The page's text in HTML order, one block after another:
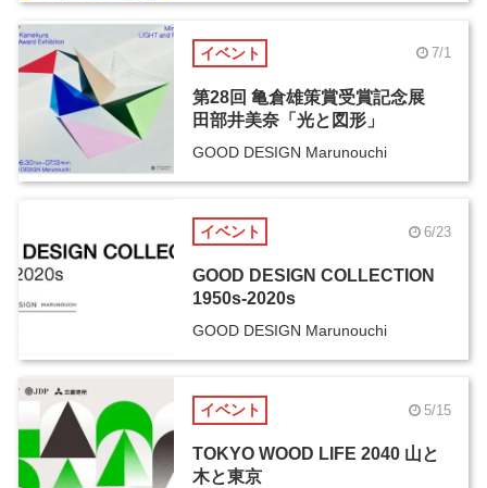
イベント 7/1
第28回 亀倉雄策賞受賞記念展
田部井美奈「光と図形」
GOOD DESIGN Marunouchi
イベント 6/23
GOOD DESIGN COLLECTION
1950s-2020s
GOOD DESIGN Marunouchi
イベント 5/15
TOKYO WOOD LIFE 2040 山と
木と東京